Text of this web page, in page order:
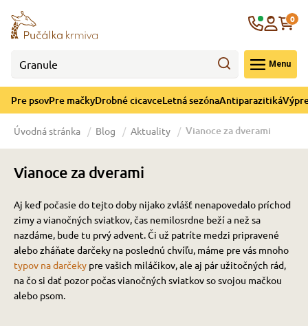
Menu
0
Pre psovPre mačkyDrobné cicavceLetná sezónaAntiparazitiká
psov
Pre psov
psov
psov
psov
psov
mačky
Pre mačky
mačky
mačky
mačky
podstielka
cicavce
Drobné cicavce
sezóna
Letná sezóna
ochladenie
Výpredaj
CZK
Úvodná stránka Blog Aktuality Vianoce za dverami
Vianoce za dverami
Aj keď počasie do tejto doby nijako zvlášť nenapovedalo príchod
zimy a vianočných sviatkov, čas nemilosrdne beží a než sa
nazdáme, bude tu prvý advent. Či už patríte medzi pripravené
alebo zháňate darčeky na poslednú chvíľu, máme pre vás mnoho
typov na darčeky pre vašich miláčikov, ale aj pár užitočných rád,
na čo si dať pozor počas vianočných sviatkov so svojou mačkou
alebo psom.